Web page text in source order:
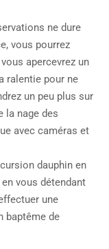
ne dure
vous pourrez
apercevrez un
ralentie pour ne
un peu plus sur
la nage des
avec caméras et
dauphin en
vous détendant
une
baptême de